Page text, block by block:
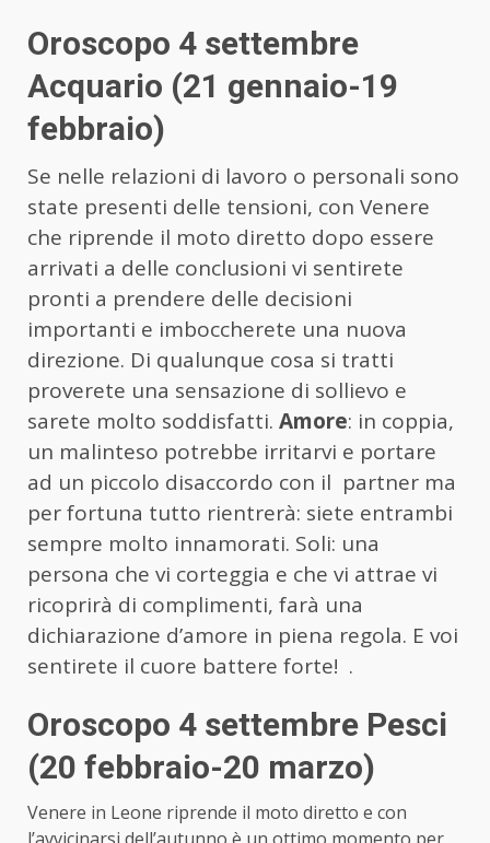
Oroscopo 4 settembre
Acquario (21 gennaio-19
febbraio)
Se nelle relazioni di lavoro o personali sono
state presenti delle tensioni, con Venere
che riprende il moto diretto dopo essere
arrivati a delle conclusioni vi sentirete
pronti a prendere delle decisioni
importanti e imboccherete una nuova
direzione. Di qualunque cosa si tratti
proverete una sensazione di sollievo e
sarete molto soddisfatti. Amore: in coppia,
un malinteso potrebbe irritarvi e portare
ad un piccolo disaccordo con il partner ma
per fortuna tutto rientrerà: siete entrambi
sempre molto innamorati. Soli: una
persona che vi corteggia e che vi attrae vi
ricoprirà di complimenti, farà una
dichiarazione d’amore in piena regola. E voi
sentirete il cuore battere forte! .
Oroscopo 4 settembre Pesci
(20 febbraio-20 marzo)
Venere in Leone riprende il moto diretto e con
l’avvicinarsi dell’autunno è un ottimo momento per